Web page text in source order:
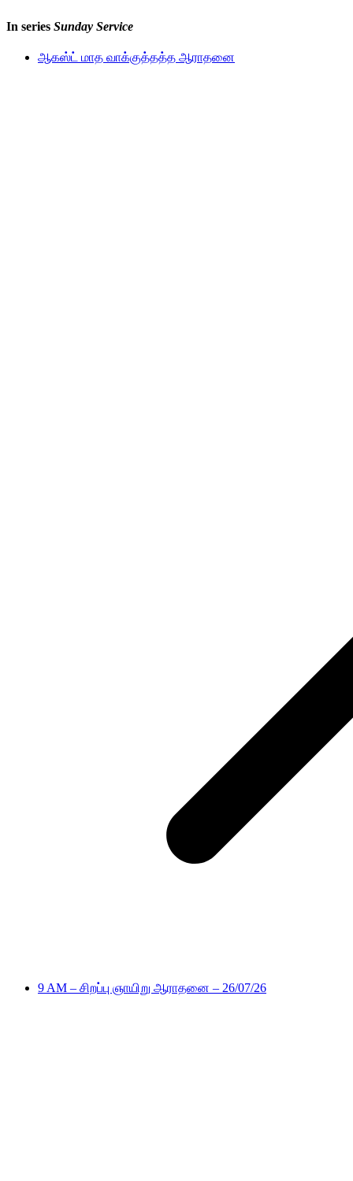
In series Sunday Service
ஆகஸ்ட் மாத வாக்குத்தத்த ஆராதனை
9 AM – சிறப்பு ஞாயிறு ஆராதனை – 26/07/26